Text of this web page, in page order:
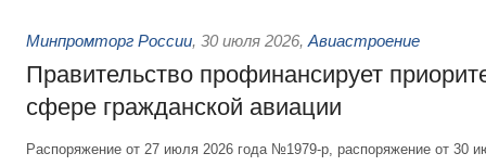
Минпромторг России, 30 июля 2026, Авиастроение
Правительство профинансирует
сфере гражданской авиации
Распоряжение от 27 июля 2026 года №1979-р, распоряжение от 30